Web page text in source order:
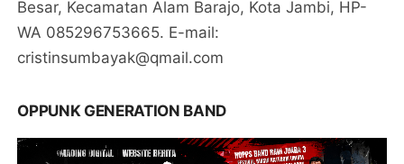
Besar, Kecamatan Alam Barajo, Kota Jambi, HP-
WA 085296753665. E-mail:
cristinsumbayak@qmail.com
OPPUNK GENERATION BAND